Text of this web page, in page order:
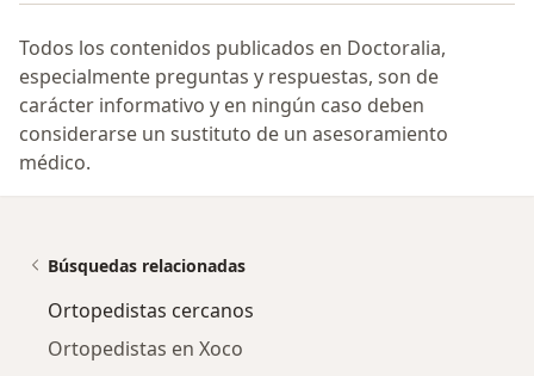
Todos los contenidos publicados en Doctoralia,
especialmente preguntas y respuestas, son de
carácter informativo y en ningún caso deben
considerarse un sustituto de un asesoramiento
médico.
Búsquedas relacionadas
Ortopedistas cercanos
Ortopedistas en Xoco